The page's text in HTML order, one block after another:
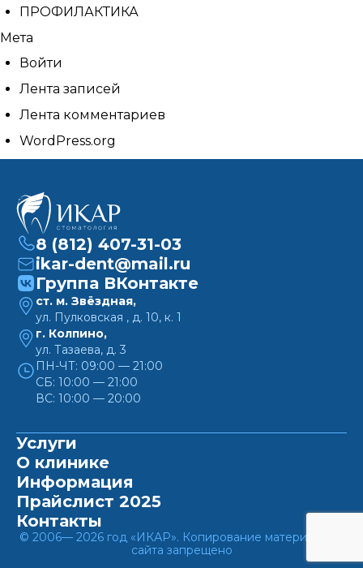
ПРОФИЛАКТИКА
Мета
Войти
Лента записей
Лента комментариев
WordPress.org
8 (812) 407-31-03
ikar-dent@mail.ru
Группа ВКонтакте
ст. м. Звёздная,
ул. Пулковская , д. 10, к. 1
г. Колпино,
ул. Тазаева, д. 3
ПН-ЧТ: 09:00 — 21:00
СБ: 10:00 — 21:00
ВС: 10:00 — 20:00
Услуги
О клинике
Информация
Прайслист 2025
Контакты
© 2006— 2026 год «ИКАР». Копирование материалов с
сайта запрещено